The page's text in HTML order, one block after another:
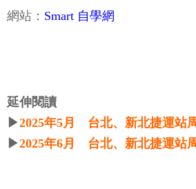
網站： Smart 自學網
延伸閱讀
▶2025年5月 台北、新北捷運站
▶2025年6月 台北、新北捷運站